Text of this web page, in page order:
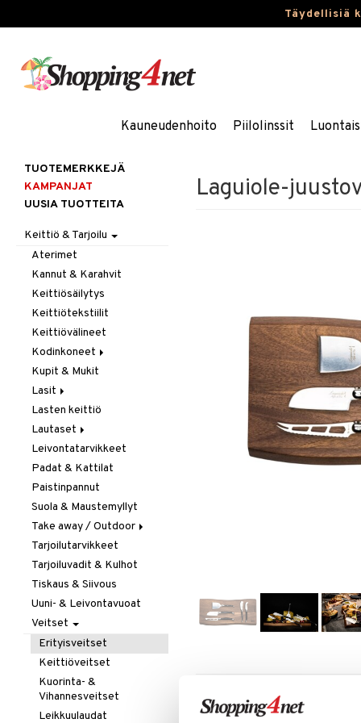
Täydellisiä
Kauneudenhoito Piilolinssit
Laguiole-
TUOTEMERKKEJÄ
KAMPANJAT
UUSIA TUOTTEITA
Keittiö & Tarjoilu
Aterimet
Kannut & Karahvit
Keittiösäilytys
Keittiötekstiilit
Keittiövälineet
Kodinkoneet
Kahvi, Tee & Espresso
Leivänpaahtimet
Mixerit &
Sähkövatkaimet
Muut koneet
Vedenkeittimet
Kupit & Mukit
Lasit
Juoma- & Cocktailasit
Juomalasit
Olutlasit
Shamppanjalasit
Snapsi- & Aveclasit
Viinilasit
Whiskey- & Konjakkilasit
Lasten keittiö
Lautaset
Asetit
Ruokalautaset
Syvät lautaset
Leivontatarvikkeet
Padat & Kattilat
Paistinpannut
Suola & Maustemyllyt
Take away / Outdoor
Eväslaatikot
Pullot
Termoskannut
Termosmukit
Tarjoilutarvikkeet
Tarjoiluvadit & Kulhot
Tiskaus & Siivous
Uuni- & Leivontavuoat
Veitset
Erityisveitset
Keittiöveitset
Kuorinta- &
Vihannesveitset
Leikkuulaudat